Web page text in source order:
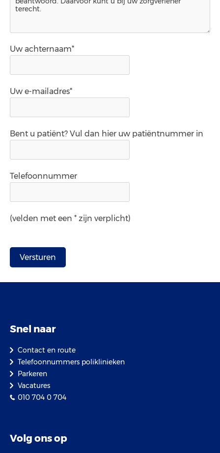
Uw achternaam*
Uw e-mailadres*
Bent u patiënt? Vul dan hier uw patiëntnummer in
Telefoonnummer
(velden met een * zijn verplicht)
Snel naar
Contact en route
Telefoonnummers poliklinieken
Parkeren
Vacatures
010 704 0 704
Volg ons op